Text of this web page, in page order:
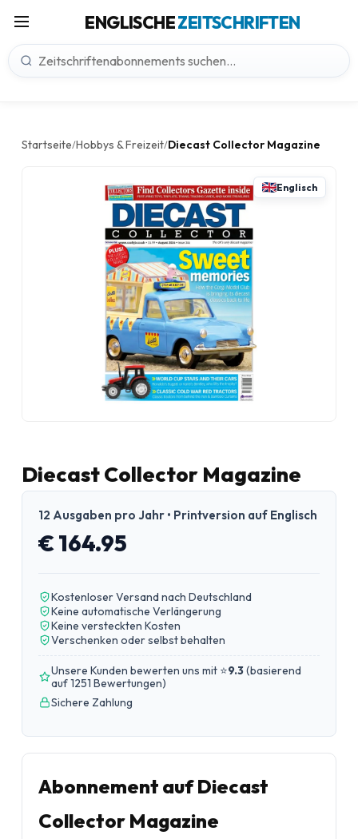
ENGLISCHEZEITSCHRIFTEN
Startseite/Hobbys & Freizeit/Diecast Collector Magazine
Englisch
Diecast Collector Magazine
12 Ausgaben pro Jahr • Printversion auf Englisch
€ 164.95
Kostenloser Versand nach Deutschland
Keine automatische Verlängerung
Keine versteckten Kosten
Verschenken oder selbst behalten
Unsere Kunden bewerten uns mit ⭐9.3(basierend
auf 1251 Bewertungen)
Sichere Zahlung
Abonnement auf Diecast
Collector Magazine